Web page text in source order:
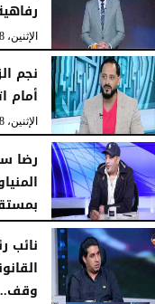
الإثنين، 18 مايو 2026
نجم
أمام
الإثنين، 18 مايو 2026
رضا
الأحد، 17 مايو 2026 10:54 مـ
نائب